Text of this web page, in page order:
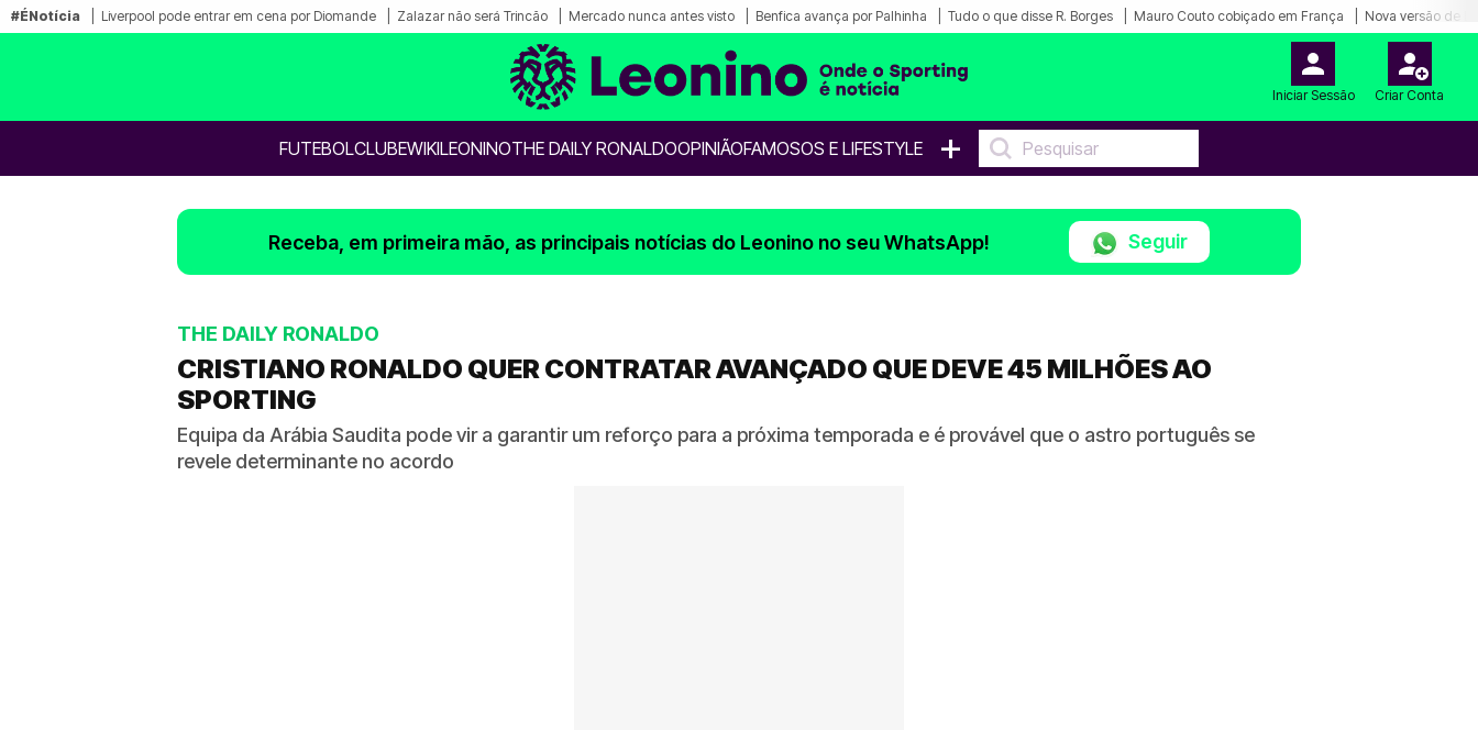
#ÉNotícia Liverpool pode entrar em cena por Diomande Zalazar não será Trincão Mercado nunca antes visto Benfica avança por Palhinha Tudo o que disse R. Borges Mauro Couto cobiçado em França Nova versão de
Iniciar Sessão Criar Conta
FUTEBOLCLUBEWIKILEONINOTHE DAILY RONALDOOPINIÃOFAMOSOS E LIFESTYLE +
Receba, em primeira mão, as principais notícias do Leonino no seu WhatsApp! Seguir
THE DAILY RONALDO
CRISTIANO RONALDO QUER CONTRATAR AVANÇADO QUE DEVE 45 MILHÕES AO
SPORTING
Equipa da Arábia Saudita pode vir a garantir um reforço para a próxima temporada e é provável que o astro português se
revele determinante no acordo